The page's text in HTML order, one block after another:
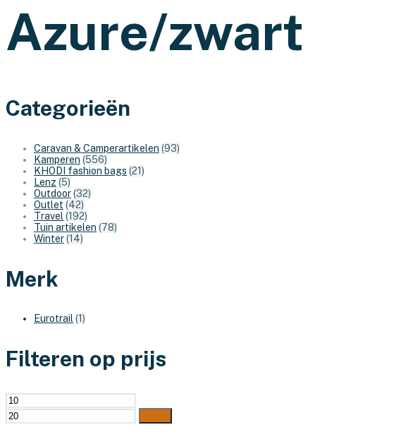
Azure/zwart
Categorieën
Caravan & Camperartikelen (93)
Kamperen (556)
KHODI fashion bags (21)
Lenz (5)
Outdoor(32)
Outlet (42)
Travel (192)
Tuin artikelen (78)
Winter(14)
Merk
Eurotrail(1)
Filteren op prijs
Min.
prijs
prijs